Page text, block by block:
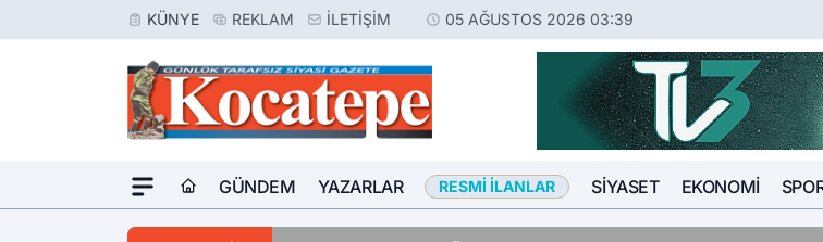
KÜNYE REKLAM İLETIŞIM 05 AĞUSTOS 2026 03:39
GÜNDEM YAZARLAR RESMI İLANLAR SIYASET EKONOMI